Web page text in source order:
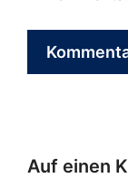
Auf einen